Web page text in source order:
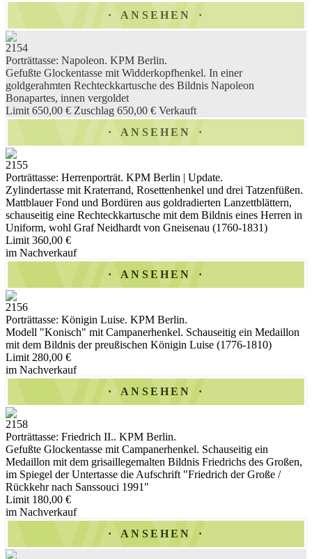
ANSEHEN
2154
Porträttasse: Napoleon. KPM Berlin.
Gefußte Glockentasse mit Widderkopfhenkel. In einer
goldgerahmten Rechteckkartusche des Bildnis Napoleon
Bonapartes, innen vergoldet
Limit 650,00 € Zuschlag 650,00 € Verkauft
ANSEHEN
2155
Porträttasse: Herrenporträt. KPM Berlin | Update.
Zylindertasse mit Kraterrand, Rosettenhenkel und drei Tatzenfüßen.
Mattblauer Fond und Bordüren aus goldradierten Lanzettblättern,
schauseitig eine Rechteckkartusche mit dem Bildnis eines Herren in
Uniform, wohl Graf Neidhardt von Gneisenau (1760-1831)
Limit 360,00 €
im Nachverkauf
ANSEHEN
2156
Porträttasse: Königin Luise. KPM Berlin.
Modell "Konisch" mit Campanerhenkel. Schauseitig ein Medaillon
mit dem Bildnis der preußischen Königin Luise (1776-1810)
Limit 280,00 €
im Nachverkauf
ANSEHEN
2158
Porträttasse: Friedrich II.. KPM Berlin.
Gefußte Glockentasse mit Campanerhenkel. Schauseitig ein
Medaillon mit dem grisaillegemalten Bildnis Friedrichs des Großen,
im Spiegel der Untertasse die Aufschrift "Friedrich der Große /
Rückkehr nach Sanssouci 1991"
Limit 180,00 €
im Nachverkauf
ANSEHEN